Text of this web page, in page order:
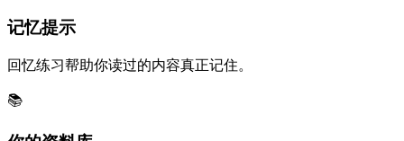
记忆提示
回忆练习帮助你读过的内容真正记住。
📚